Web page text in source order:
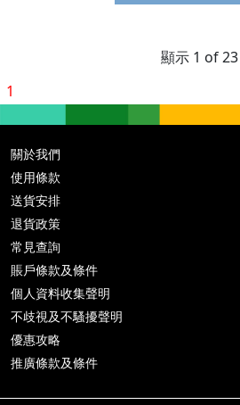
顯示 1 of 23
1
關於我們
使用條款
送貨安排
退貨政策
常見查詢
賬戶條款及條件
個人資料收集聲明
不歧視及不騷擾聲明
優惠攻略
推廣條款及條件